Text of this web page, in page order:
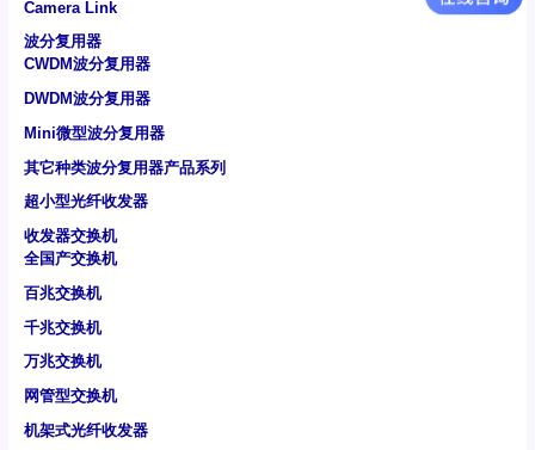
Camera Link
波分复用器
CWDM波分复用器
DWDM波分复用器
Mini微型波分复用器
其它种类波分复用器产品系列
超小型光纤收发器
收发器交换机
全国产交换机
百兆交换机
千兆交换机
万兆交换机
网管型交换机
机架式光纤收发器